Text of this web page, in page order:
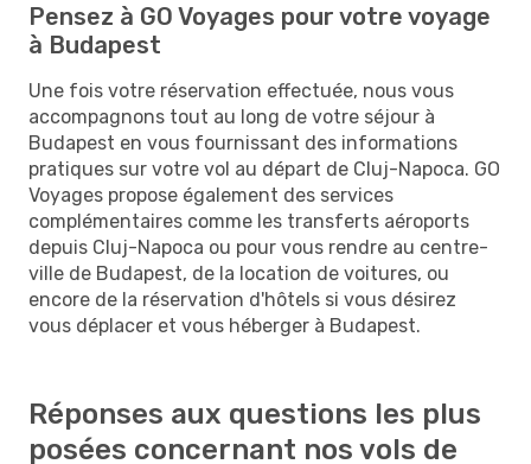
Pensez à GO Voyages pour votre voyage
à Budapest
Une fois votre réservation effectuée, nous vous
accompagnons tout au long de votre séjour à
Budapest en vous fournissant des informations
pratiques sur votre vol au départ de Cluj-Napoca. GO
Voyages propose également des services
complémentaires comme les transferts aéroports
depuis Cluj-Napoca ou pour vous rendre au centre-
ville de Budapest, de la location de voitures, ou
encore de la réservation d'hôtels si vous désirez
vous déplacer et vous héberger à Budapest.
Réponses aux questions les plus
posées concernant nos vols de